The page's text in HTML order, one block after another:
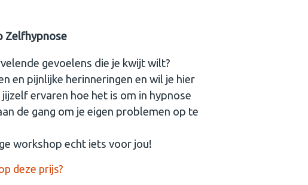
Zelfhypnose
gevoelens die je kwijt wilt?
en pijnlijke herinneringen en wil je hier
ervaren hoe het is om in hypnose
de gang om je eigen problemen op te
workshop echt iets voor jou!
deze prijs?